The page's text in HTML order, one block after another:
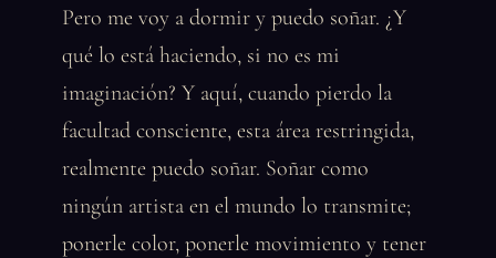
Pero me voy a dormir y puedo soñar. ¿Y
qué lo está haciendo, si no es mi
imaginación? Y aquí, cuando pierdo la
facultad consciente, esta área restringida,
realmente puedo soñar. Soñar como
ningún artista en el mundo lo transmite;
ponerle color, ponerle movimiento y tener